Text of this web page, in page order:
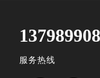
服务热线